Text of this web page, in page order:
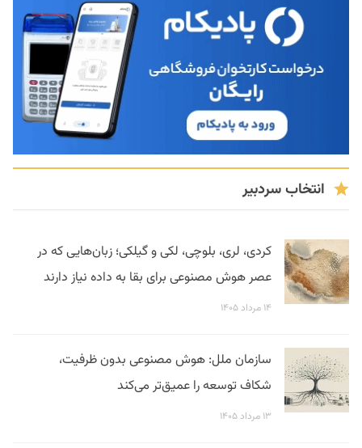
انتخاب سردبیر
کردی، لری، بلوچی، لکی و گیلکی؛ زبان‌هایی که در
عصر هوش مصنوعی برای بقا به داده نیاز دارند
۱۴ مرداد ۱۴۰۵
سازمان ملل: هوش مصنوعی بدون ظرفیت،
شکاف توسعه را عمیق‌تر می‌کند
۱۳ مرداد ۱۴۰۵